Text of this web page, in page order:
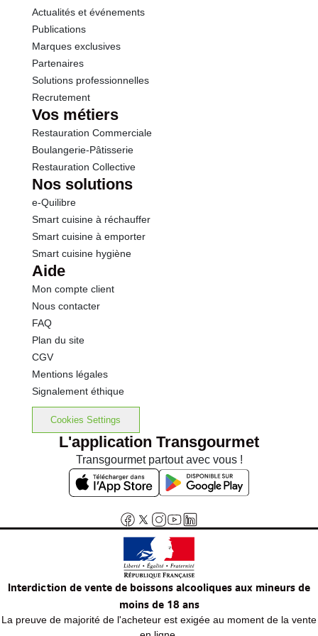
Sel
Potassium
Calcium
Phosphore
Actualités et événements
Publications
Marques exclusives
Partenaires
Solutions professionnelles
Recrutement
Vos métiers
Restauration Commerciale
Boulangerie-Pâtisserie
Restauration Collective
Nos solutions
e-Quilibre
Smart cuisine à réchauffer
Smart cuisine à emporter
Smart cuisine hygiène
Aide
Mon compte client
Nous contacter
FAQ
Plan du site
CGV
Mentions légales
Signalement éthique
Cookies Settings
L'application Transgourmet
Transgourmet partout avec vous !
Interdiction de vente de boissons alcooliques aux mineurs de
moins de 18 ans
La preuve de majorité de l'acheteur est exigée au moment de la vente